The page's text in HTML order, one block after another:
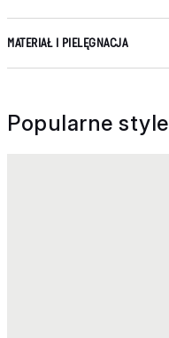
MATERIAŁ I PIELĘGNACJA
Popularne style